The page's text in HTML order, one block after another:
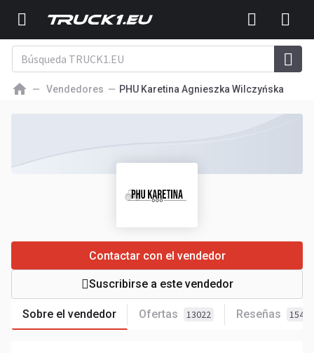
Vendedores PHU Karetina Agnieszka Wilczyńska
Sobre el vendedor Ofertas 13022 Reseñas 154
Contactar con el vendedor
Suscribirse a este vendedor